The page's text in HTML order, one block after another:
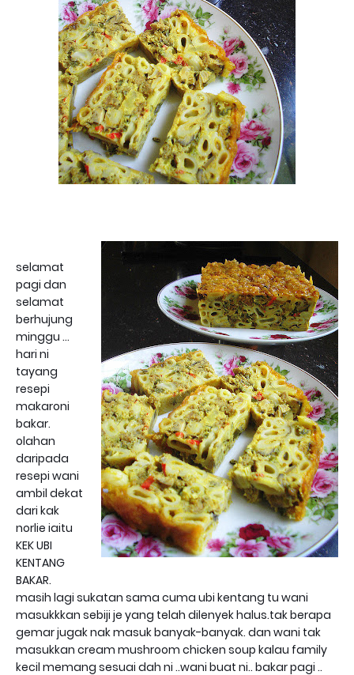
selamat
pagi dan
selamat
berhujung
minggu ...
hari ni
tayang
resepi
makaroni
bakar.
olahan
daripada
resepi wani
ambil dekat
dari kak
norlie iaitu
KEK UBI
KENTANG
BAKAR.
masih lagi sukatan sama cuma ubi kentang tu wani
masukkkan sebiji je yang telah dilenyek halus.tak berapa
gemar jugak nak masuk banyak-banyak. dan wani tak
masukkan cream mushroom chicken soup kalau family
kecil memang sesuai dah ni ..wani buat ni.. bakar pagi ..